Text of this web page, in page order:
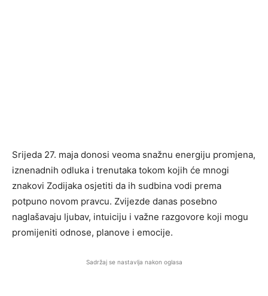
Srijeda 27. maja donosi veoma snažnu energiju promjena,
iznenadnih odluka i trenutaka tokom kojih će mnogi
znakovi Zodijaka osjetiti da ih sudbina vodi prema
potpuno novom pravcu. Zvijezde danas posebno
naglašavaju ljubav, intuiciju i važne razgovore koji mogu
promijeniti odnose, planove i emocije.
Sadržaj se nastavlja nakon oglasa